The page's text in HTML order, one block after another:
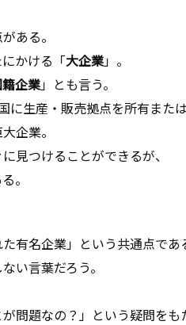
ある。
かける「大企業」。
企業」とも言う。
生産・販売拠点を所有または
企業。
見つけることができるが、
。
有名企業」という共通点であ
い言葉だろう。
問題なの？」という疑問をも